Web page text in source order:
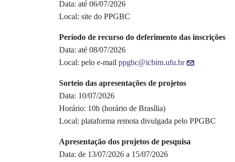
Data: até 06/07/2026
Local: site do PPGBC
Período de recurso do deferimento das inscrições
Data: até 08/07/2026
Local: pelo e-mail ppgbc@icbim.ufu.br
Sorteio das apresentações de projetos
Data: 10/07/2026
Horário: 10h (horário de Brasília)
Local: plataforma remota divulgada pelo PPGBC
Apresentação dos projetos de pesquisa
Data: de 13/07/2026 a 15/07/2026